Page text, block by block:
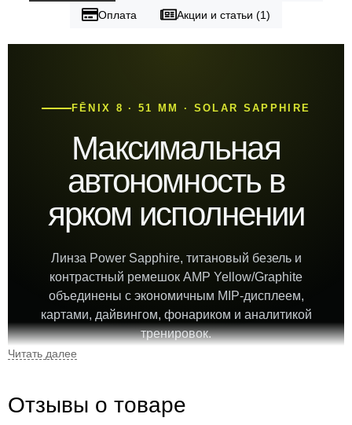
Оплата Акции и статьи (1)
FĒNIX 8 · 51 ММ · SOLAR SAPPHIRE
Максимальная
автономность в
ярком исполнении
Линза Power Sapphire, титановый безель и
контрастный ремешок AMP Yellow/Graphite
объединены с экономичным MIP-дисплеем,
картами, дайвингом, фонариком и аналитикой
тренировок.
51 мм
Отзывы о товаре